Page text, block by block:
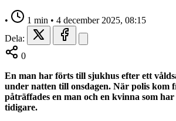
• 1 min • 4 december 2025, 08:15
Dela:
0
En man har förts till sjukhus efter ett
under natten till onsdagen. När polis kom
påträffades en man och en kvinna som
tidigare.